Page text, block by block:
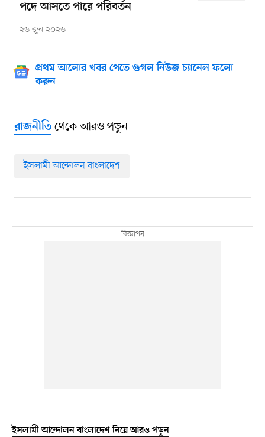
পদে আসতে পারে পরিবর্তন
২৬ জুন ২০২৬
প্রথম আলোর খবর পেতে গুগল নিউজ চ্যানেল ফলো
করুন
রাজনীতিথেকে আরও পড়ুন
ইসলামী আন্দোলন বাংলাদেশ
ইসলামী আন্দোলন বাংলাদেশ নিয়ে আরও পড়ুন